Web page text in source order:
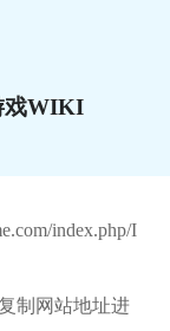
戏WIKI
index.php/I
制网站地址进